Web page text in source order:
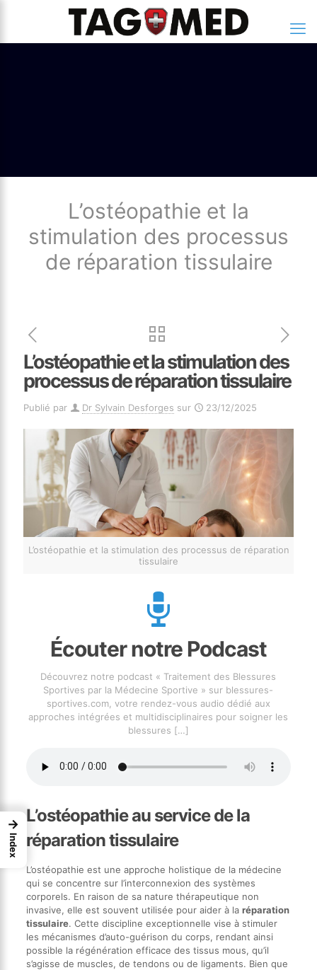
L’ostéopathie et la
stimulation des processus
de réparation tissulaire
L’ostéopathie et la stimulation des
processus de réparation tissulaire
Publié par Dr Sylvain Desforges sur 23/12/2025
L’ostéopathie et la stimulation des processus de réparation
tissulaire
Écouter notre Podcast
Découvrez notre podcast « Traitement des Blessures
Sportives par la Médecine Sportive » sur blessures-
sportives.com, votre rendez-vous audio dédié aux
approches intégrées et multidisciplinaires pour soigner les
blessures […]
L’ostéopathie au service de la
réparation tissulaire
L’ostéopathie est une approche holistique de la médecine
qui se concentre sur l’interconnexion des systèmes
corporels. En raison de sa nature thérapeutique non
invasive, elle est souvent utilisée pour aider à la réparation
tissulaire. Cette discipline exceptionnelle vise à stimuler
les mécanismes d’auto-guérison du corps, rendant ainsi
possible la régénération efficace des tissus mous, qu’il
s’agisse de muscles, de tendons ou de ligaments. Bien que
→
Index